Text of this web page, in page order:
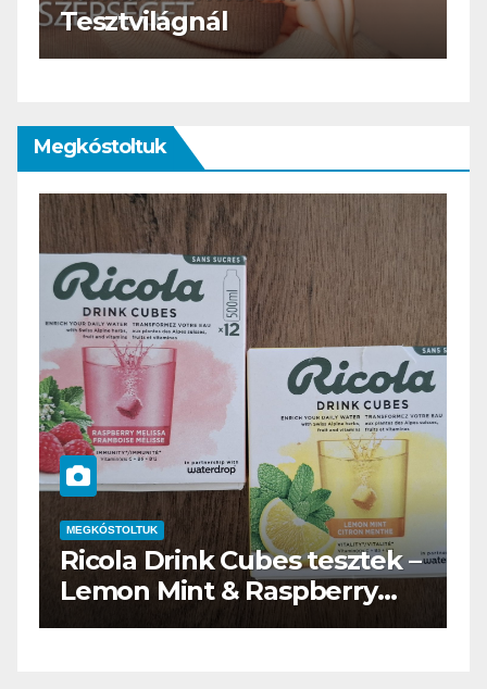
HERBioticum
Megkóstoltuk
MEGKÓSTOLTUK
Waterdrop üdítő kapszula
teszt